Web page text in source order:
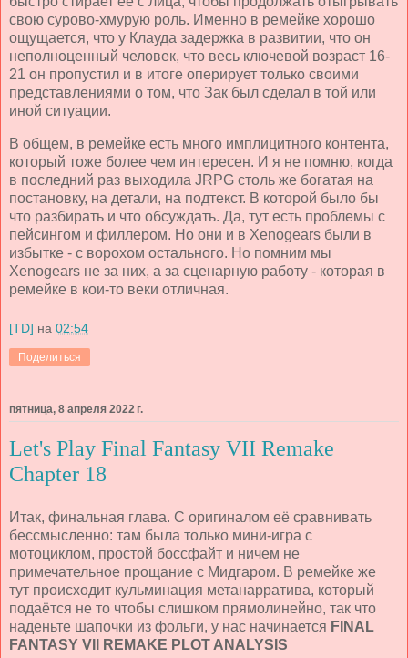
свою сурово-хмурую роль. Именно в ремейке хорошо
ощущается, что у Клауда задержка в развитии, что он
неполноценный человек, что весь ключевой возраст 16-
21 он пропустил и в итоге оперирует только своими
представлениями о том, что Зак был сделал в той или
иной ситуации.
В общем, в ремейке есть много имплицитного контента,
который тоже более чем интересен. И я не помню, когда
в последний раз выходила JRPG столь же богатая на
постановку, на детали, на подтекст. В которой было бы
что разбирать и что обсуждать. Да, тут есть проблемы с
пейсингом и филлером. Но они и в Xenogears были в
избытке - с ворохом остального. Но помним мы
Xenogears не за них, а за сценарную работу - которая в
ремейке в кои-то веки отличная.
[TD] на 02:54
Поделиться
пятница, 8 апреля 2022 г.
Let's Play Final Fantasy VII Remake
Chapter 18
Итак, финальная глава. С оригиналом её сравнивать
бессмысленно: там была только мини-игра с
мотоциклом, простой боссфайт и ничем не
примечательное прощание с Мидгаром. В ремейке же
тут происходит кульминация метанарратива, который
подаётся не то чтобы слишком прямолинейно, так что
наденьте шапочки из фольги, у нас начинается FINAL
FANTASY VII REMAKE PLOT ANALYSIS